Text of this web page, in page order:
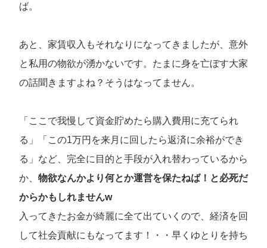
ば。
あと、家賃収入もそれなりになってきましたが、意外
と私用の物欲が湧かないです。たまに身を亡ぼす大家
の話聞きますよね？そうはなってません。
「ここで我慢して資金貯めたら購入費用に充てられ
る」「この1万円を来月に回したら返済に余裕ができ
る」など、完全に目的と手段が入れ替わっているから
か、 物欲なんかより何とか運営を保たねば！と必死だ
からかもしれませんw
入ってきたお金が綺麗に全て出ていくので、経済を回
して社会貢献にもなってます！・・早くゆとりを持ち